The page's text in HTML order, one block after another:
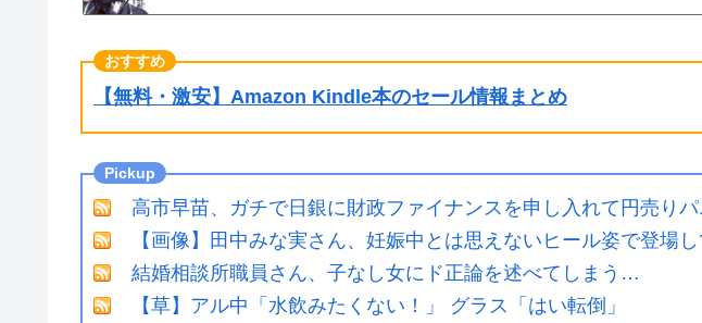
【無料・激安】Amazon Kindle本のセール情報まとめ
高市早苗、ガチで日銀に財政ファイナンスを申し入れて円売り
【画像】田中みな実さん、妊娠中とは思えないヒール姿で登場し
結婚相談所職員さん、子なし女にド正論を述べてしまう…
【草】アル中「水飲みたくない！」 グラス「はい転倒」